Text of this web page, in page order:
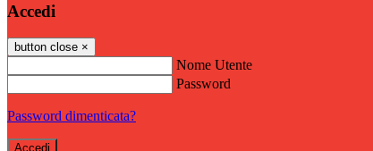
Accedi
button close ×
Nome Utente
Password
Password dimenticata?